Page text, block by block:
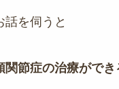
話を伺うと
関節症の治療がで